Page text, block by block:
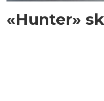
«Hunter»